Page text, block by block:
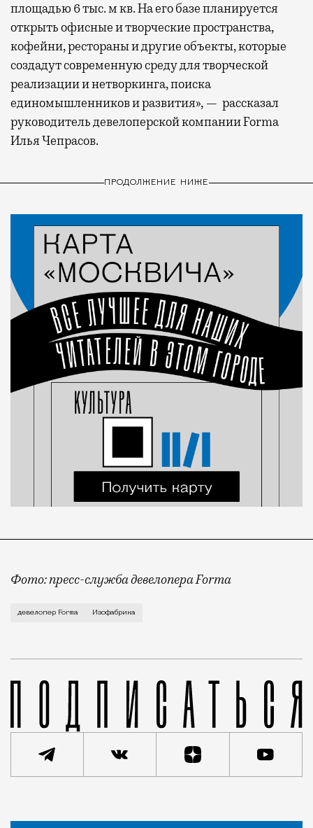
площадью 6 тыс. м кв. На его базе планируется
открыть офисные и творческие пространства,
кофейни, рестораны и другие объекты, которые
создадут современную среду для творческой
реализации и нетворкинга, поиска
единомышленников и развития», — рассказал
руководитель девелоперской компании Forma
Илья Чепрасов.
ПРОДОЛЖЕНИЕ НИЖЕ
Фото: пресс-служба девелопера Forma
Корпус скульптуры и лепки Изофабрики на
девелопер Forma Изофабрика